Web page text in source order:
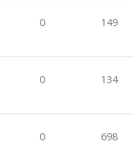
0 149
0 134
0 698